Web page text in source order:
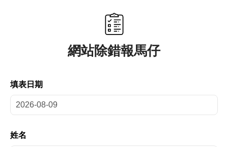
網站除錯報馬仔
填表日期
姓名